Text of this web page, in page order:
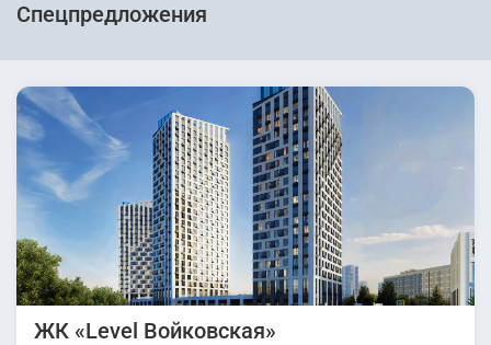
Спецпредложения
ЖК «Level Войковская»